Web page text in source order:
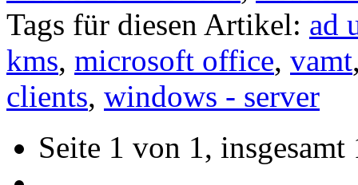
Tags für diesen Artikel: ad
kms, microsoft office, vamt
clients, windows - server
Seite 1 von 1, insgesamt